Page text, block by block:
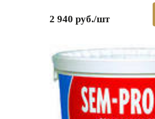
2 940 руб./шт